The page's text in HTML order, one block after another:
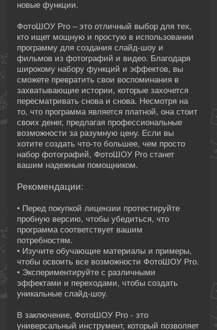
новые функции.
ФотоШОУ Pro – это отличный выбор для тех,
кто ищет мощную и простую в использовании
программу для создания слайд-шоу и
фильмов из фотографий и видео. Благодаря
широкому набору функций и эффектов, вы
сможете превратить свои воспоминания в
захватывающие истории, которые захочется
пересматривать снова и снова. Несмотря на
то, что программа является платной, она стоит
своих денег, предлагая профессиональные
возможности за разумную цену. Если вы
хотите создать что-то большее, чем просто
набор фотографий, ФотоШОУ Pro станет
вашим надежным помощником.
Рекомендации:
• Перед покупкой лицензии протестируйте
пробную версию, чтобы убедиться, что
программа соответствует вашим
потребностям.
• Изучите обучающие материалы и примеры,
чтобы освоить все возможности ФотоШОУ Pro.
• Экспериментируйте с различными
эффектами и переходами, чтобы создать
уникальные слайд-шоу.
В заключение, ФотоШОУ Pro - это
универсальный инструмент, который позволяет